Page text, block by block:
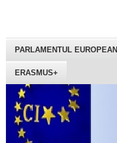
PARLAMENTUL EUROPEAN
ERASMUS+